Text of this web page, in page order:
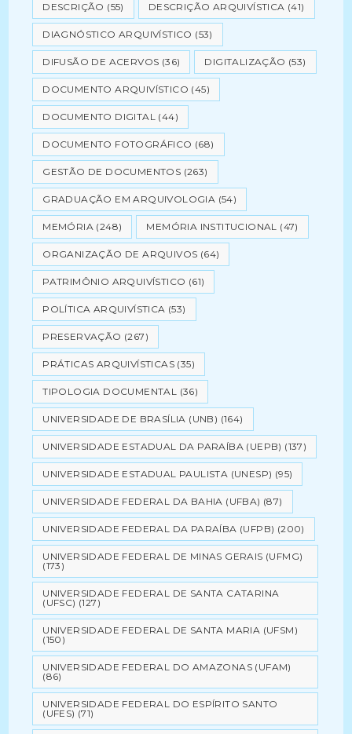
DESCRIÇÃO (55) DESCRIÇÃO ARQUIVÍSTICA (41)
DIAGNÓSTICO ARQUIVÍSTICO (53)
DIFUSÃO DE ACERVOS (36) DIGITALIZAÇÃO (53)
DOCUMENTO ARQUIVÍSTICO (45)
DOCUMENTO DIGITAL (44)
DOCUMENTO FOTOGRÁFICO (68)
GESTÃO DE DOCUMENTOS (263)
GRADUAÇÃO EM ARQUIVOLOGIA (54)
MEMÓRIA (248) MEMÓRIA INSTITUCIONAL (47)
ORGANIZAÇÃO DE ARQUIVOS (64)
PATRIMÔNIO ARQUIVÍSTICO (61)
POLÍTICA ARQUIVÍSTICA (53)
PRESERVAÇÃO (267)
PRÁTICAS ARQUIVÍSTICAS (35)
TIPOLOGIA DOCUMENTAL (36)
UNIVERSIDADE DE BRASÍLIA (UNB) (164)
UNIVERSIDADE ESTADUAL DA PARAÍBA (UEPB) (137)
UNIVERSIDADE ESTADUAL PAULISTA (UNESP) (95)
UNIVERSIDADE FEDERAL DA BAHIA (UFBA) (87)
UNIVERSIDADE FEDERAL DA PARAÍBA (UFPB) (200)
UNIVERSIDADE FEDERAL DE MINAS GERAIS (UFMG)
(173)
UNIVERSIDADE FEDERAL DE SANTA CATARINA
(UFSC) (127)
UNIVERSIDADE FEDERAL DE SANTA MARIA (UFSM)
(150)
UNIVERSIDADE FEDERAL DO AMAZONAS (UFAM)
(86)
UNIVERSIDADE FEDERAL DO ESPÍRITO SANTO
(UFES) (71)